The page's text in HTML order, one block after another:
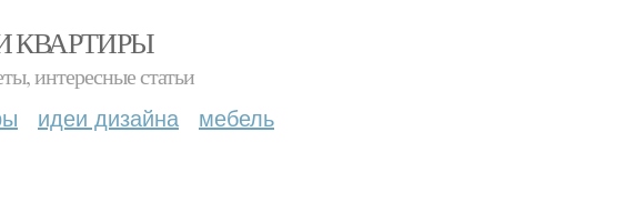
КВАРТИРЫ
интересные статьи
идеи дизайна мебель